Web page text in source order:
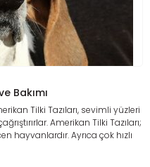
Bakımı
Tilki Tazıları, sevimli yüzleri
Amerikan Tilki Tazıları;
hayvanlardır. Ayrıca çok hızlı
ile tam bir av köpeği özelliği